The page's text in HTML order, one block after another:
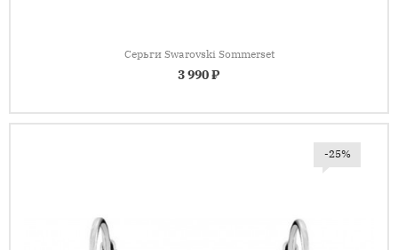
Серьги Swarovski Sommerset
3 990 ₽
-25%